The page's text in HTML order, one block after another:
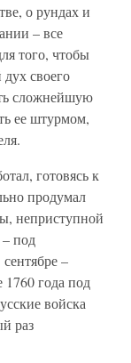
о рундах и
– все
того, чтобы
своего
сложнейшую
ее штурмом,
готовясь к
продумал
неприступной
под
–
1760 года под
войска
раз